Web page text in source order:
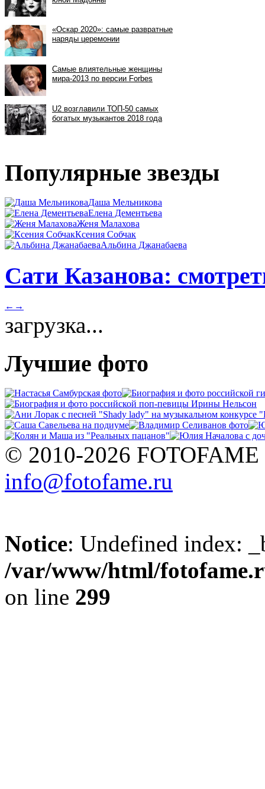
Популярные звезды
Даша Мельникова
Елена Дементьева
Женя Малахова
Ксения Собчак
Альбина Джанабаева
Сати Казанова:
← →
загрузка...
Лучшие фото
© 2010-2026 FOTOFAME
info@fotofame.ru
Notice: Undefined index:
/var/www/html/
on line 299